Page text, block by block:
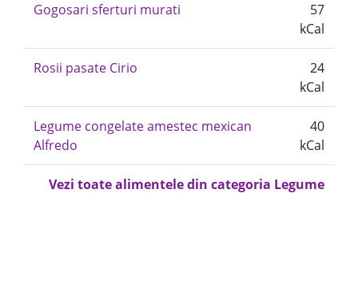
Gogosari sferturi murati
57
kCal
Rosii pasate Cirio
24
kCal
Legume congelate amestec mexican
Alfredo
40
kCal
Vezi toate alimentele din categoria Legume